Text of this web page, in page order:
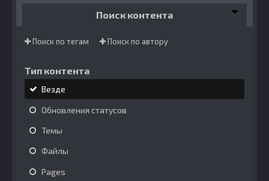
Поиск контента
Поиск по тегам Поиск по автору
Тип контента
Везде
Обновления статусов
Темы
Файлы
Pages